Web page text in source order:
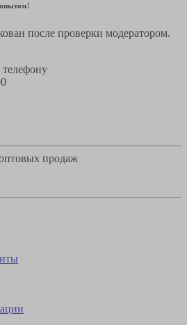
опытом!
после проверки модератором.
телефону
продаж